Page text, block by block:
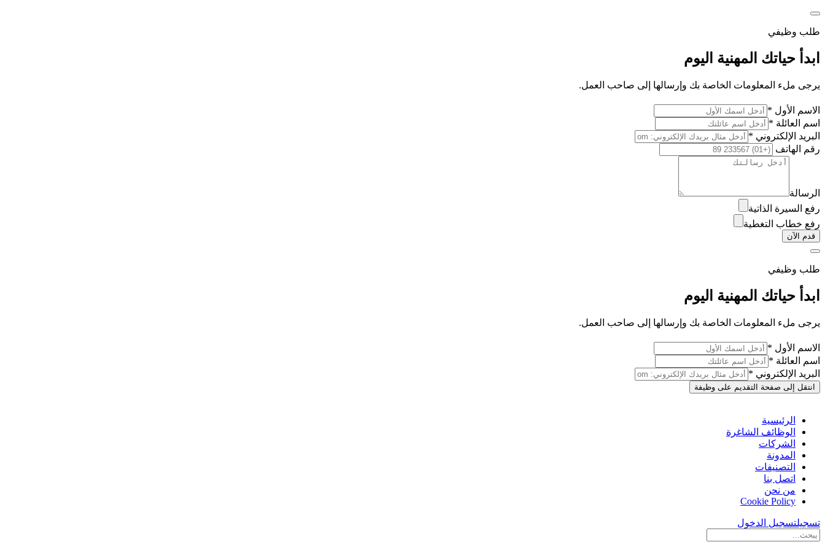
طلب وظيفي
ابدأ حياتك المهنية اليوم
يرجى ملء المعلومات الخاصة بك وإرسالها إلى صاحب العمل.
الاسم الأول *
اسم العائلة *
البريد الإلكتروني *
رقم الهاتف
الرسالة
رفع السيرة الذاتية
رفع خطاب التغطية
قدم الآن
طلب وظيفي
ابدأ حياتك المهنية اليوم
يرجى ملء المعلومات الخاصة بك وإرسالها إلى صاحب العمل.
الاسم الأول *
اسم العائلة *
البريد الإلكتروني *
انتقل إلى صفحة التقديم على وظيفة
الرئيسية
الوظائف الشاغرة
الشركات
المدونة
التصنيفات
اتصل بنا
من نحن
Cookie Policy
تسجيلتسجيل الدخول